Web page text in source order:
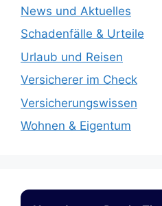
News und Aktuelles
Schadenfälle & Urteile
Urlaub und Reisen
Versicherer im Check
Versicherungswissen
Wohnen & Eigentum